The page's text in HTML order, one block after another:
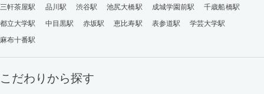
三軒茶屋駅 品川駅 渋谷駅 池尻大橋駅 成城学園前駅
千歳船橋駅
都立大学駅
中目黒駅 赤坂駅 恵比寿駅 表参道駅
学芸大学駅
麻布十番駅
こだわりから探す